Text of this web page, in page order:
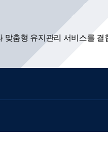
춤형 유지관리 서비스를 결